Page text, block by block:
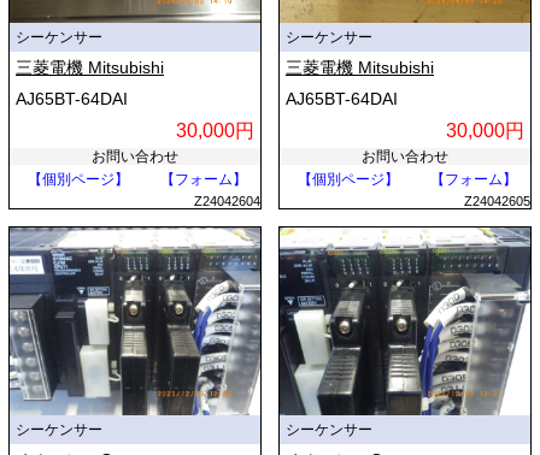
シーケンサー
三菱電機 Mitsubishi
AJ65BT-64DAI
30,000円
お問い合わせ
【個別ページ】
【フォーム】
Z24042604
シーケンサー
三菱電機 Mitsubishi
AJ65BT-64DAI
30,000円
お問い合わせ
【個別ページ】
【フォーム】
Z24042605
シーケンサー シーケンサー